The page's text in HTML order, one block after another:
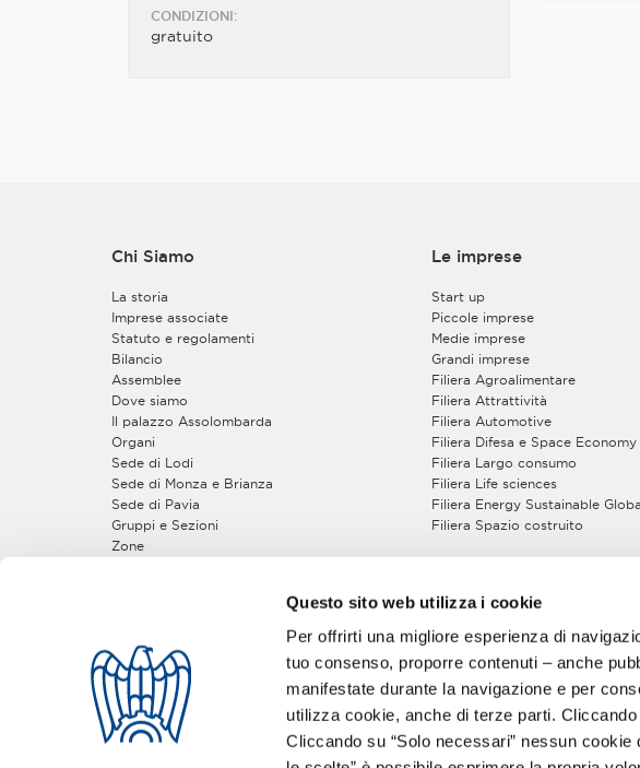
Questo sito web utilizza i cookie
Per offrirti una migliore esperienza di
tuo consenso, proporre contenuti – anche
manifestate durante la navigazione e per
utilizza cookie, anche di terze parti.
Cliccando su “Solo necessari” nessun
CONDIZIONI:
gratuito
Chi Siamo
La storia
Imprese associate
Statuto e regolamenti
Bilancio
Assemblee
Dove siamo
Il palazzo Assolombarda
Organi
Sede di Lodi
Sede di Monza e Brianza
Sede di Pavia
Gruppi e Sezioni
Zone
Seguici sui social:
Le imprese
Start up
Piccole imprese
Medie imprese
Grandi imprese
Filiera Agroalimentare
Filiera Attrattività
Filiera Automotive
Filiera Difesa e Space Economy
Filiera Largo consumo
Filiera Life sciences
Filiera Energy Sustainable
Filiera Spazio costruito
5 buoni motivi